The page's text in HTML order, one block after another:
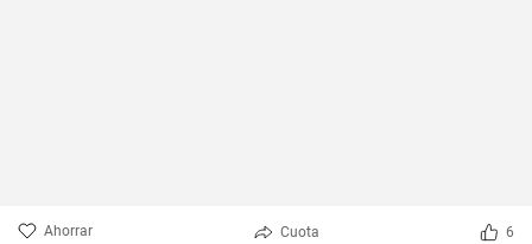
Ahorrar Cuota 6